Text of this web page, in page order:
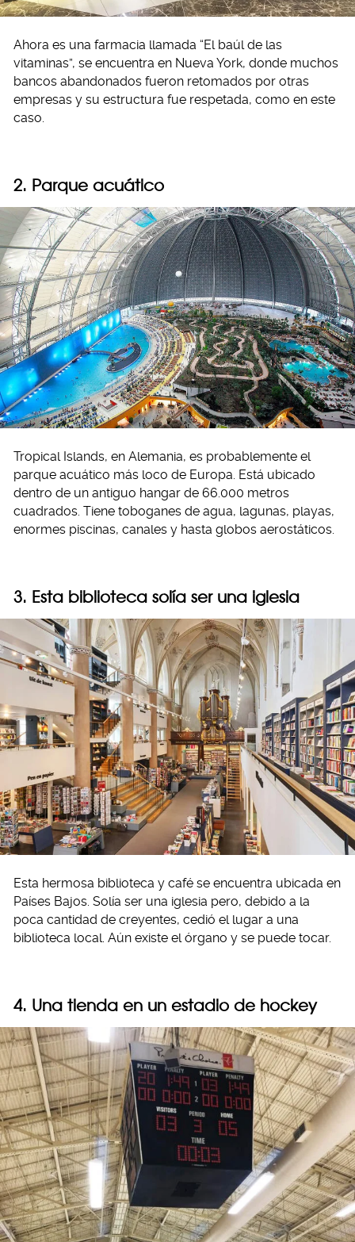
Ahora es una farmacia llamada “El baúl de las
vitaminas”, se encuentra en Nueva York, donde muchos
bancos abandonados fueron retomados por otras
empresas y su estructura fue respetada, como en este
caso.
2. Parque acuático
Tropical Islands, en Alemania, es probablemente el
parque acuático más loco de Europa. Está ubicado
dentro de un antiguo hangar de 66.000 metros
cuadrados. Tiene toboganes de agua, lagunas, playas,
enormes piscinas, canales y hasta globos aerostáticos.
3. Esta biblioteca solía ser una iglesia
Esta hermosa biblioteca y café se encuentra ubicada en
Países Bajos. Solía ser una iglesia pero, debido a la
poca cantidad de creyentes, cedió el lugar a una
biblioteca local. Aún existe el órgano y se puede tocar.
4. Una tienda en un estadio de hockey